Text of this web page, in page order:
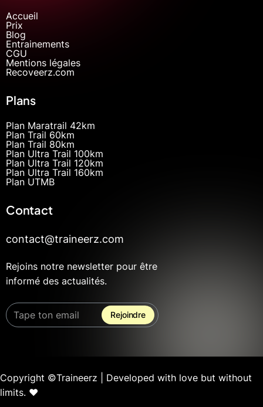
Accueil
Prix
Blog
Entrainements
CGU
Mentions légales
Recoveerz.com
Plans
Plan Maratrail 42km
Plan Trail 60km
Plan Trail 80km
Plan Ultra Trail 100km
Plan Ultra Trail 120km
Plan Ultra Trail 160km
Plan UTMB
Contact
contact@traineerz.com
Rejoins notre newsletter pour être
informé des actualités.
Copyright ©Traineerz | Developed with love but without
limits. ❤